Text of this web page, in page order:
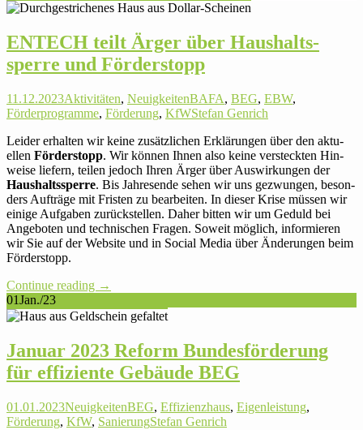
ENTECH teilt Ärger über Haus­halts­
sperre und Förderstopp
11.12.2023Aktivitäten, NeuigkeitenBAFA, BEG, EBW,
Förderprogramme, Förderung, KfWStefan Genrich
Leider erhalten wir keine zusätz­li­chen Erklä­rungen über den aktu­
ellen För­der­stopp. Wir können Ihnen also keine ver­steckten Hin­
weise liefern, teilen jedoch Ihren Ärger über Aus­wir­kungen der
Haus­halts­sperre. Bis Jah­res­ende sehen wir uns gezwungen, beson­
ders Auf­träge mit Fristen zu bear­beiten. In dieser Krise müssen wir
einige Auf­gaben zurück­stellen. Daher bitten wir um Geduld bei
Ange­boten und tech­ni­schen Fragen. Soweit möglich, infor­mieren
wir Sie auf der Website und in Social Media über Ände­rungen beim
Förderstopp.
Con­tinue reading →
01Jan./23
Januar 2023 Reform Bun­des­för­de­rung
für effi­zi­ente Gebäude BEG
01.01.2023NeuigkeitenBEG, Effizienzhaus, Eigenleistung,
Förderung, KfW, SanierungStefan Genrich